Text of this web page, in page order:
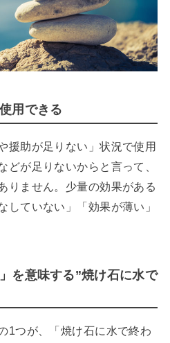
用できる
援助が足りない」状況で使用
どが足りないからと言って、
りません。少量の効果がある
していない」「効果が薄い」
を意味する”焼け石に水で
1つが、「焼け石に水で終わ